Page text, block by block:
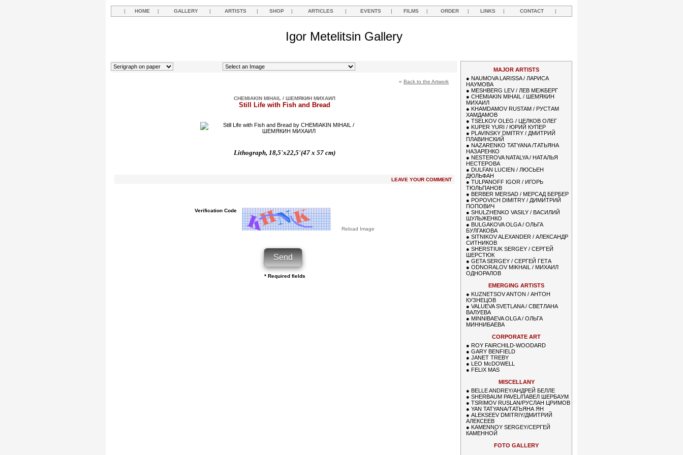
| HOME | GALLERY | ARTISTS | SHOP | ARTICLES | EVENTS | FILMS | ORDER | LINKS | CONTACT |
Igor Metelitsin Gallery
« Back to the Artwork
CHEMIAKIN MIHAIL / ШЕМЯКИН МИХАИЛ
Still Life with Fish and Bread
Lithograph, 18,5'x22,5'(47 x 57 cm)
LEAVE YOUR COMMENT
Verification Code
Reload Image
* Required fields
MAJOR ARTISTS
● NAUMOVA LARISSA / ЛАРИСА
НАУМОВА
● MESHBERG LEV / ЛЕВ МЕЖБЕРГ
● CHEMIAKIN MIHAIL / ШЕМЯКИН
МИХАИЛ
● KHAMDAMOV RUSTAM / РУСТАМ
ХАМДАМОВ
● TSELKOV OLEG / ЦЕЛКОВ ОЛЕГ
● KUPER YURI / ЮРИЙ КУПЕР
● PLAVINSKY DMITRY / ДМИТРИЙ
ПЛАВИНСКИЙ
● NAZARENKO TATYANA /ТАТЬЯНА
НАЗАРЕНКО
● NESTEROVA NATALYA / НАТАЛЬЯ
НЕСТЕРОВА
● DULFAN LUCIEN / ЛЮСЬЕН
ДЮЛЬФАН
● TULPANOFF IGOR / ИГОРЬ
ТЮЛЬПАНОВ
● BERBER MERSAD / МЕРСАД БЕРБЕР
● POPOVICH DIMITRY / ДИМИТРИЙ
ПОПОВИЧ
● SHULZHENKO VASILY / ВАСИЛИЙ
ШУЛЬЖЕНКО
● BULGAKOVA OLGA / ОЛЬГА
БУЛГАКОВА
● SITNIKOV ALEXANDER / АЛЕКСАНДР
СИТНИКОВ
● SHERSTIUK SERGEY / СЕРГЕЙ
ШЕРСТЮК
● GETA SERGEY / СЕРГЕЙ ГЕТА
● ODNORALOV MIKHAIL / МИХАИЛ
ОДНОРАЛОВ
EMERGING ARTISTS
● KUZNETSOV ANTON / АНТОН
КУЗНЕЦОВ
● VALUEVA SVETLANA / СВЕТЛАНА
ВАЛУЕВА
● MINNIBAEVA OLGA / ОЛЬГА
МИННИБАЕВА
CORPORATE ART
● ROY FAIRCHILD-WOODARD
● GARY BENFIELD
● JANET TREBY
● LEO McDOWELL
● FELIX MAS
MISCELLANY
● BELLE ANDREY/АНДРЕЙ БЕЛЛЕ
● SHERBAUM PAVEL/ПАВЕЛ ШЕРБАУМ
● TSRIMOV RUSLAN/РУСЛАН ЦРИМОВ
● YAN TATYANA/ТАТЬЯНА ЯН
● ALEKSEEV DMITRIY/ДМИТРИЙ
АЛЕКСЕЕВ
● KAMENNOY SERGEY/СЕРГЕЙ
КАМЕННОЙ
FOTO GALLERY